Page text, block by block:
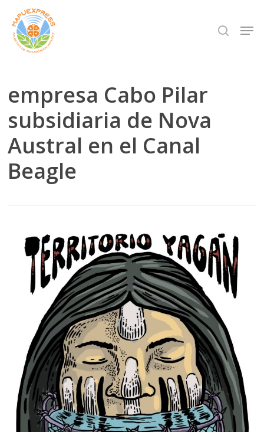
Skip
main
search
empresa Cabo Pilar
subsidiaria de Nova
Austral en el Canal
Beagle
Close